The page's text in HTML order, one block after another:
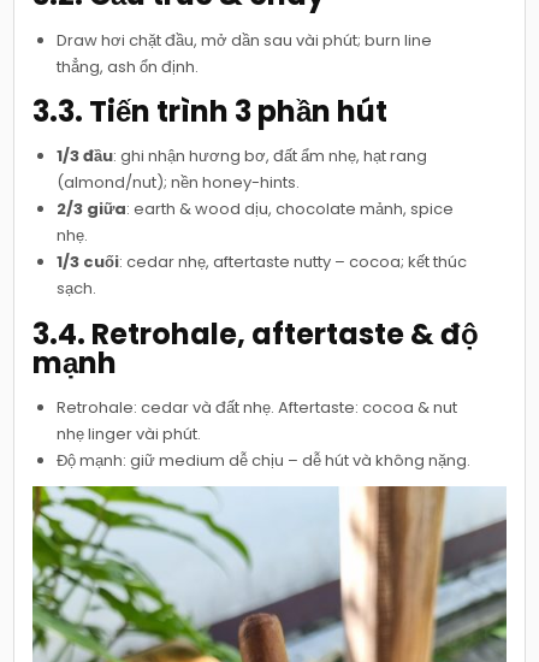
Draw hơi chặt đầu, mở dần sau vài phút; burn line
thẳng, ash ổn định.
3.3. Tiến trình 3 phần hút
1/3 đầu: ghi nhận hương bơ, đất ẩm nhẹ, hạt rang
(almond/nut); nền honey-hints.
2/3 giữa: earth & wood dịu, chocolate mảnh, spice
nhẹ.
1/3 cuối: cedar nhẹ, aftertaste nutty – cocoa; kết thúc
sạch.
3.4. Retrohale, aftertaste & độ
mạnh
Retrohale: cedar và đất nhẹ. Aftertaste: cocoa & nut
nhẹ linger vài phút.
Độ mạnh: giữ medium dễ chịu – dễ hút và không nặng.